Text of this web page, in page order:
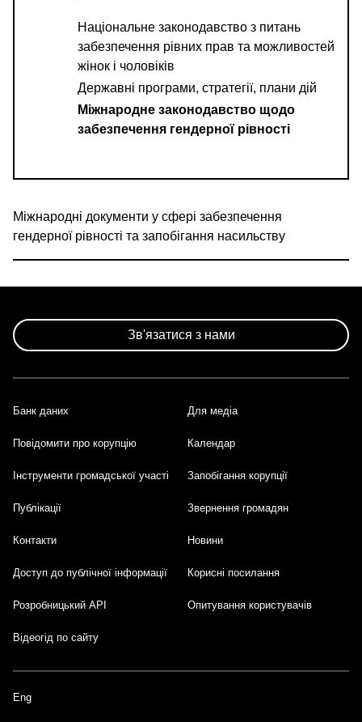
Національне законодавство з питань
забезпечення рівних прав та можливостей
жінок і чоловіків
Державні програми, стратегії, плани дій
Міжнародне законодавство щодо
забезпечення гендерної рівності
Міжнародні документи у сфері забезпечення
гендерної рівності та запобігання насильству
Зв'язатися з нами
Footer
Банк даних Для медіа
Повідомити про корупцію Календар
Інструменти громадської участі Запобігання корупції
Публікації Звернення громадян
Контакти Новини
Доступ до публічної інформації Корисні посилання
Розробницький API Опитування користувачів
Відеогід по сайту
Eng